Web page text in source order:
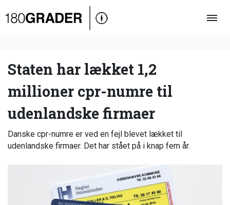
Oversigt
Debat
Video
Podcast
Staten har lækket 1,2
millioner cpr-numre til
udenlandske firmaer
Danske cpr-numre er ved en fejl blevet lækket til
udenlandske firmaer. Det har stået på i knap fem år.